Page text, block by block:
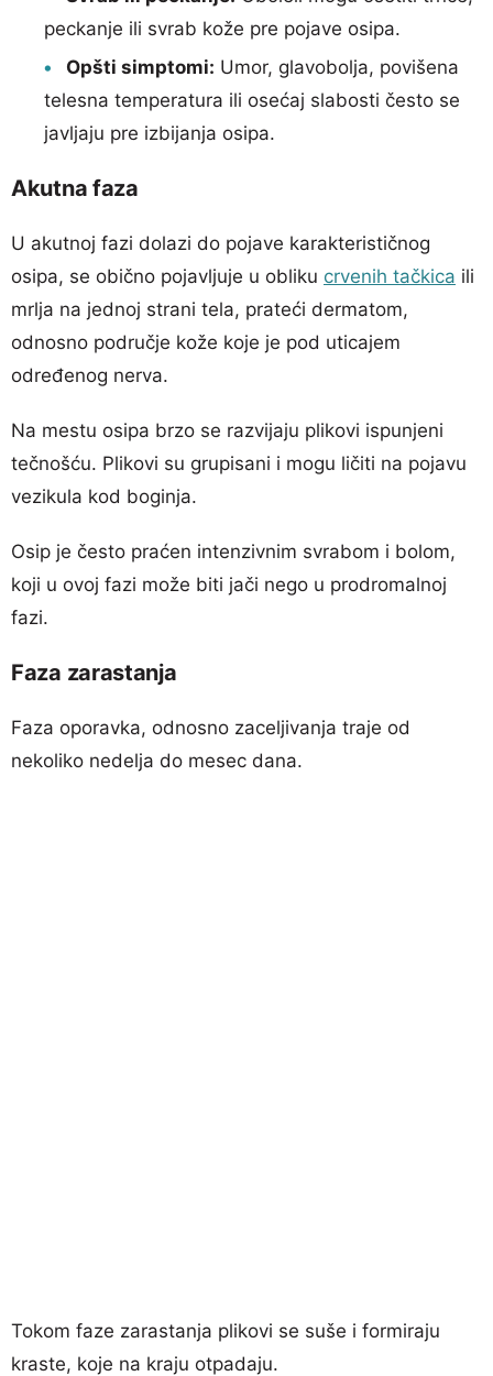
peckanje ili svrab kože pre pojave osipa.
Opšti simptomi: Umor, glavobolja, povišena
telesna temperatura ili osećaj slabosti često se
javljaju pre izbijanja osipa.
Akutna faza
U akutnoj fazi dolazi do pojave karakterističnog
osipa, se obično pojavljuje u obliku crvenih tačkica ili
mrlja na jednoj strani tela, prateći dermatom,
odnosno područje kože koje je pod uticajem
određenog nerva.
Na mestu osipa brzo se razvijaju plikovi ispunjeni
tečnošću. Plikovi su grupisani i mogu ličiti na pojavu
vezikula kod boginja.
Osip je često praćen intenzivnim svrabom i bolom,
koji u ovoj fazi može biti jači nego u prodromalnoj
fazi.
Faza zarastanja
Faza oporavka, odnosno zaceljivanja traje od
nekoliko nedelja do mesec dana.
Tokom faze zarastanja plikovi se suše i formiraju
kraste, koje na kraju otpadaju.